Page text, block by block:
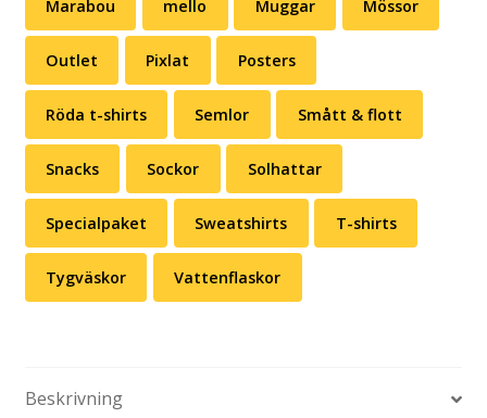
Marabou mello Muggar Mössor
Outlet Pixlat Posters
Röda t-shirts Semlor Smått & flott
Snacks Sockor Solhattar
Specialpaket Sweatshirts T-shirts
Tygväskor Vattenflaskor
Beskrivning